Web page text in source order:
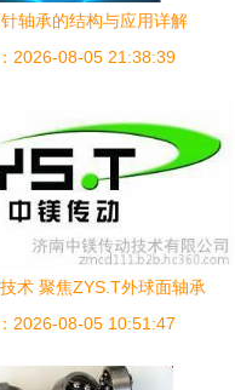
轴承的结构与应用详解
2026-08-05 21:38:39
术 聚焦ZYS.T外球面轴承
核心的五大优势区间
2026-08-05 10:51:47